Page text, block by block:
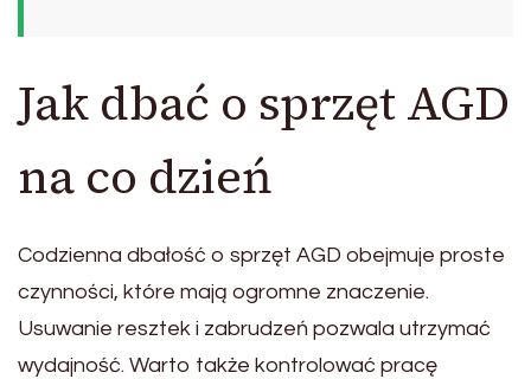
Jak dbać o sprzęt AGD
na co dzień
Codzienna dbałość o sprzęt AGD obejmuje proste
czynności, które mają ogromne znaczenie.
Usuwanie resztek i zabrudzeń pozwala utrzymać
wydajność. Warto także kontrolować pracę